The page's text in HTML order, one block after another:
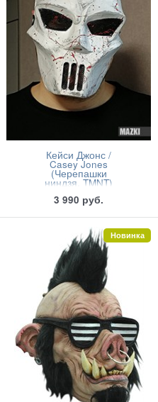
Кейси Джонс /
Casey Jones
(Черепашки
ниндзя, TMNT)
3 990 руб.
Новинка